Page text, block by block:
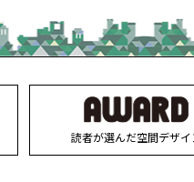
読者が選んだ空間デザイ